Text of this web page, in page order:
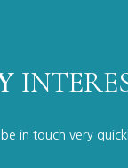
in touch very